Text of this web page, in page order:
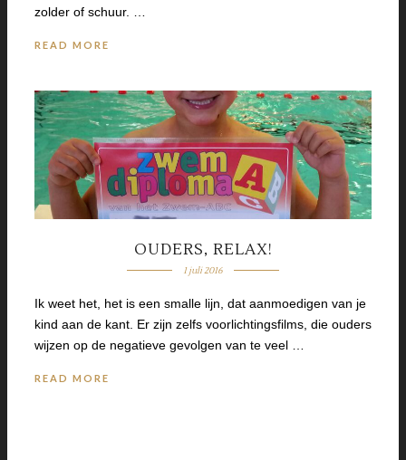
zolder of schuur. …
READ MORE
OUDERS, RELAX!
1 juli 2016
Ik weet het, het is een smalle lijn, dat aanmoedigen van je
kind aan de kant. Er zijn zelfs voorlichtingsfilms, die ouders
wijzen op de negatieve gevolgen van te veel …
READ MORE